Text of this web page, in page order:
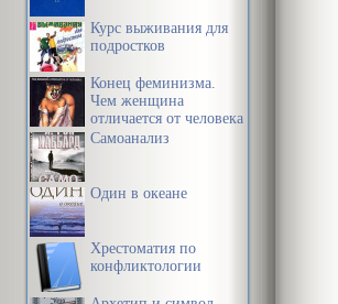
Курс выживания для
подростков
Конец феминизма.
Чем женщина
отличается от человека
Самоанализ
Один в океане
Хрестоматия по
конфликтологии